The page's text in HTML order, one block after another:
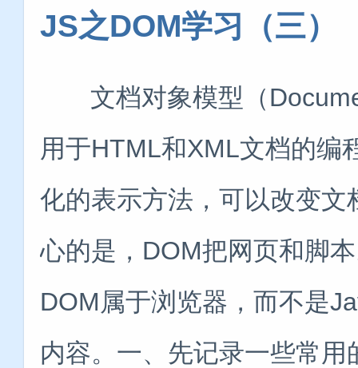
JS之DOM学习（三）
文档对象模型（
用于HTML和XML文档的编
化的表示方法，可以改变
心的是，DOM把网页和脚
DOM属于浏览器，而不是
内容。一、先记录一些常